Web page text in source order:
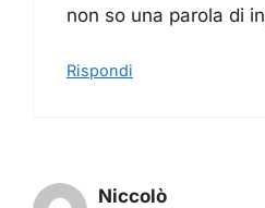
non so una parola di
Rispondi
Niccolò